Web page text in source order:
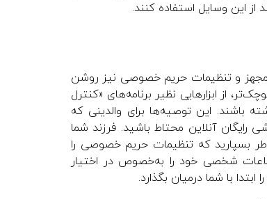
از این وسایل استفاده کنند.
مجهز و تنظیمات حریم خصوصی نیز روشن
از ابزارهایی نظیر برنامه‌های «کنترل
باشند. این توصیه‌ها برای والدینی که
رایگان آنلاین محتاط باشید. فرزند شما
بسپارید که تنظیمات حریم خصوصی را
شخصی خود را به‌خصوص در اختیار
با شما درمیان بگذارد.